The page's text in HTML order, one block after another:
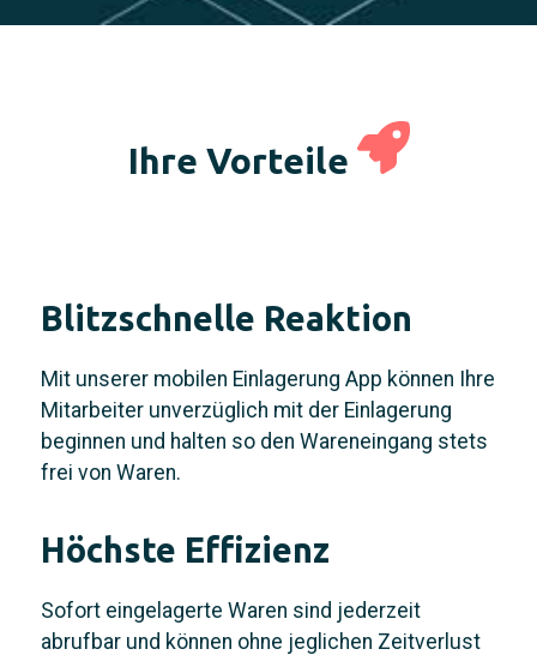
Ihre Vorteile
Blitzschnelle Reaktion
Mit unserer mobilen Einlagerung App können Ihre
Mitarbeiter unverzüglich mit der Einlagerung
beginnen und halten so den Wareneingang stets
frei von Waren.
Höchste Effizienz
Sofort eingelagerte Waren sind jederzeit
abrufbar und können ohne jeglichen Zeitverlust